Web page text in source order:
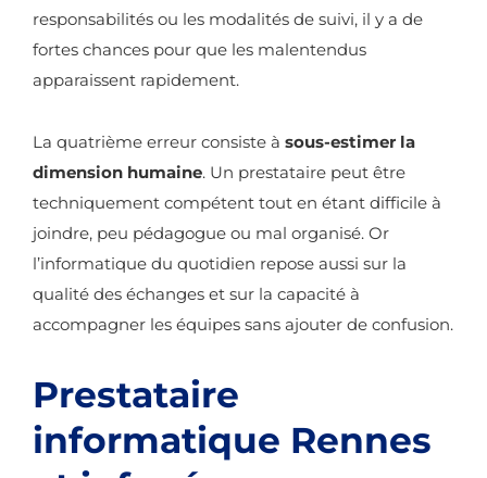
responsabilités ou les modalités de suivi, il y a de
fortes chances pour que les malentendus
apparaissent rapidement.
La quatrième erreur consiste à sous-estimer la
dimension humaine. Un prestataire peut être
techniquement compétent tout en étant difficile à
joindre, peu pédagogue ou mal organisé. Or
l’informatique du quotidien repose aussi sur la
qualité des échanges et sur la capacité à
accompagner les équipes sans ajouter de confusion.
Prestataire
informatique Rennes